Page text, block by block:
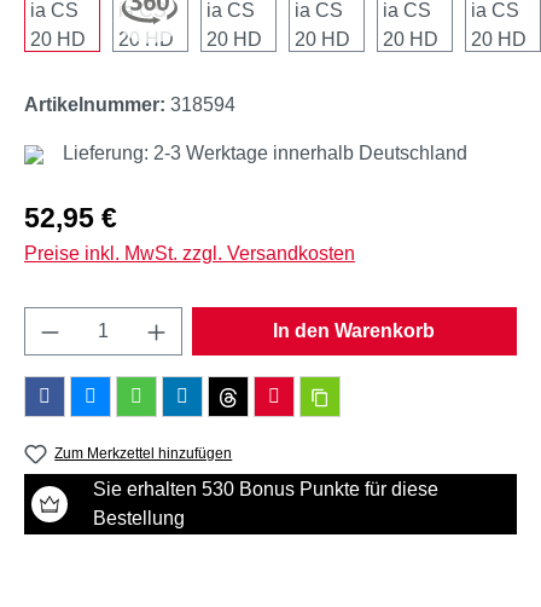
Artikelnummer: 318594
Lieferung: 2-3 Werktage innerhalb Deutschland
Regulärer Preis:
52,95 €
Preise inkl. MwSt. zzgl. Versandkosten
Produkt Anzahl: Gib den gewünschten
In den Warenkorb
Zum Merkzettel hinzufügen
Sie erhalten 530 Bonus Punkte für diese
Bestellung